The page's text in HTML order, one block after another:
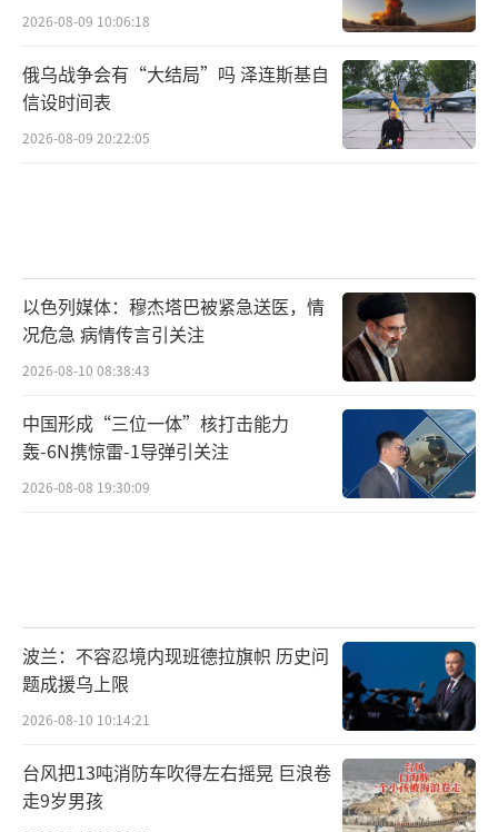
2026-08-09 10:06:18
俄乌战争会有“大结局”吗 泽连斯基自
信设时间表
2026-08-09 20:22:05
以色列媒体：穆杰塔巴被紧急送医，情
况危急 病情传言引关注
2026-08-10 08:38:43
中国形成“三位一体”核打击能力
轰-6N携惊雷-1导弹引关注
2026-08-08 19:30:09
波兰：不容忍境内现班德拉旗帜 历史问
题成援乌上限
2026-08-10 10:14:21
台风把13吨消防车吹得左右摇晃 巨浪卷
走9岁男孩